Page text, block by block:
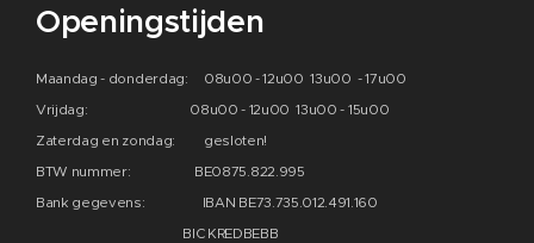
Openingstijden
Maandag - donderdag: 08u00 - 12u00 13u00 - 17u00
Vrijdag: 08u00 - 12u00 13u00 - 15u00
Zaterdag en zondag: gesloten!
BTW nummer: BE0875.822.995
Bank gegevens: IBAN BE73.735.012.491.160
BIC KREDBEBB